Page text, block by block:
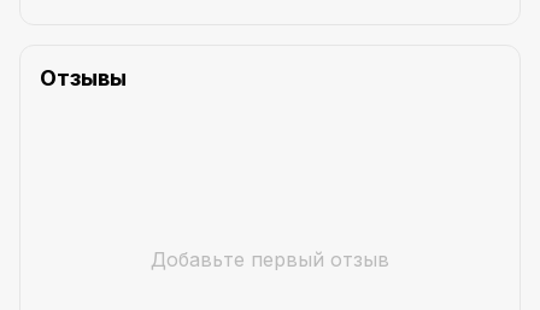
Отзывы
Добавьте первый отзыв